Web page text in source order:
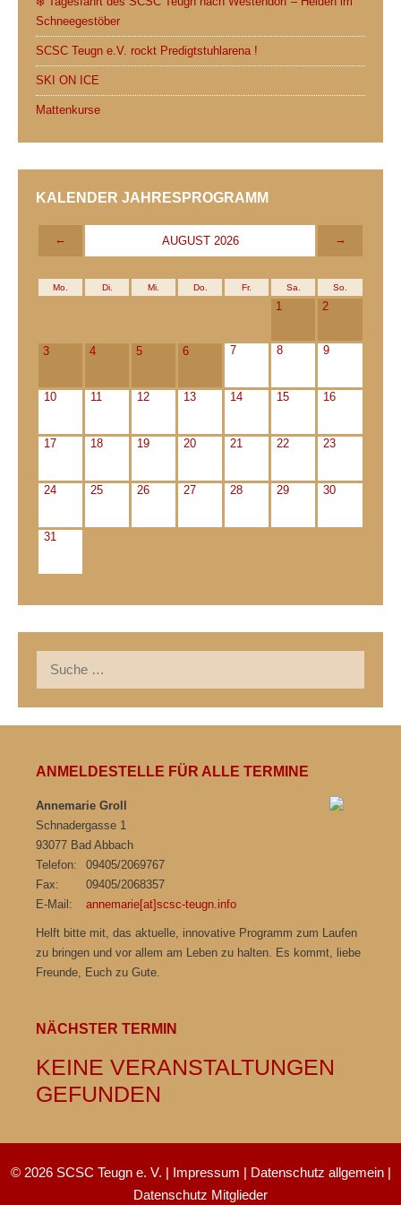
Schneegestöber
SCSC Teugn e.V. rockt Predigtstuhlarena !
SKI ON ICE
Mattenkurse
KALENDER JAHRESPROGRAMM
← AUGUST 2026 →
Mo. Di. Mi. Do. Fr. Sa. So.
1 2
3 4 5 6 7 8 9
10 11 12 13 14 15 16
17 18 19 20 21 22 23
24 25 26 27 28 29 30
31
nach:
ANMELDESTELLE FÜR ALLE TERMINE
Annemarie Groll
Schnadergasse 1
93077 Bad Abbach
Telefon:
09405/2069767
Fax:
09405/2068357
E-Mail:
annemarie[at]scsc-teugn.info
Helft bitte mit, das aktuelle, innovative Programm zum Laufen
zu bringen und vor allem am Leben zu halten. Es kommt, liebe
Freunde, Euch zu Gute.
NÄCHSTER TERMIN
KEINE VERANSTALTUNGEN
GEFUNDEN
© 2026 SCSC Teugn e. V. | Impressum | Datenschutz allgemein|
Datenschutz Mitglieder